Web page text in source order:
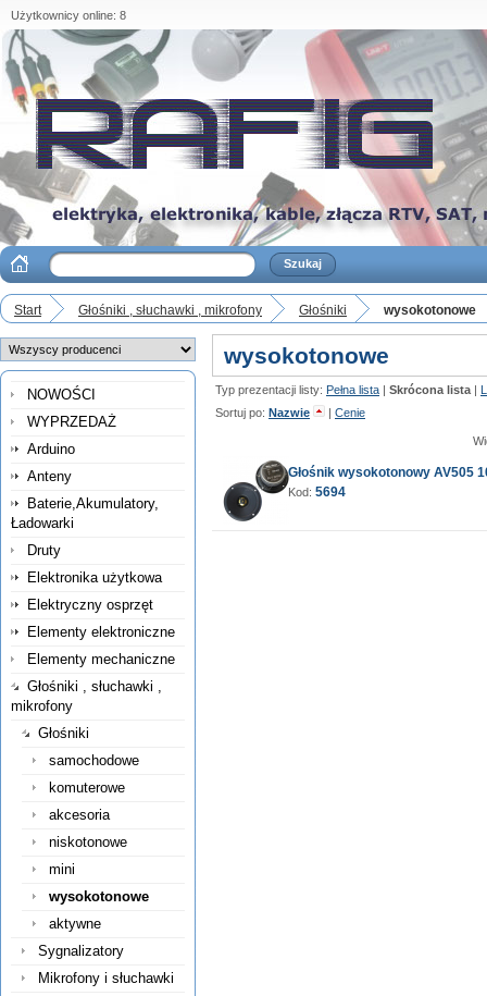
Użytkownicy online: 8
Start Głośniki , słuchawki , mikrofony Głośniki wysokotonowe
NOWOŚCI
WYPRZEDAŻ
Arduino
Anteny
Baterie,Akumulatory,
Ładowarki
Druty
Elektronika użytkowa
Elektryczny osprzęt
Elementy elektroniczne
Elementy mechaniczne
Głośniki , słuchawki ,
mikrofony
Głośniki
samochodowe
komuterowe
akcesoria
niskotonowe
mini
wysokotonowe
aktywne
Sygnalizatory
Mikrofony i słuchawki
wysokotonowe
Typ prezentacji listy: Pełna lista | Skrócona lista |
Sortuj po: Nazwie | Cenie
Głośnik wysokotonowy AV505
Kod: 5694